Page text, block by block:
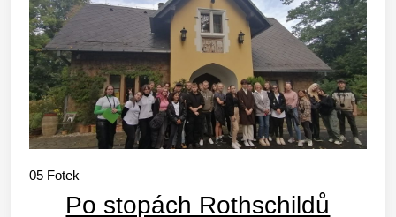
05 Fotek
Po stopách Rothschildů